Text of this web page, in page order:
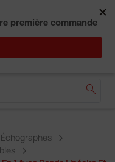
search
0
Échographes